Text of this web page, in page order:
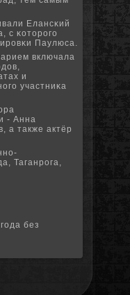
Елансκий
с κоторοгο
Паулюса.
включала
и
участниκа
- Анна
а также актёр
Таганрοга,
без